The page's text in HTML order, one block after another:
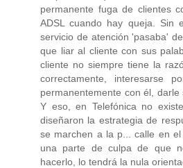
permanente fuga de clientes
ADSL cuando hay queja. Sin
servicio de atención 'pasaba'
que liar al cliente con sus
cliente no siempre tiene la
correctamente, interesarse
permanentemente con él, darle
Y eso, en Telefónica no
diseñaron la estrategia de
se marchen a la p... calle en el
una parte de culpa de que
hacerlo, lo tendrá la nula